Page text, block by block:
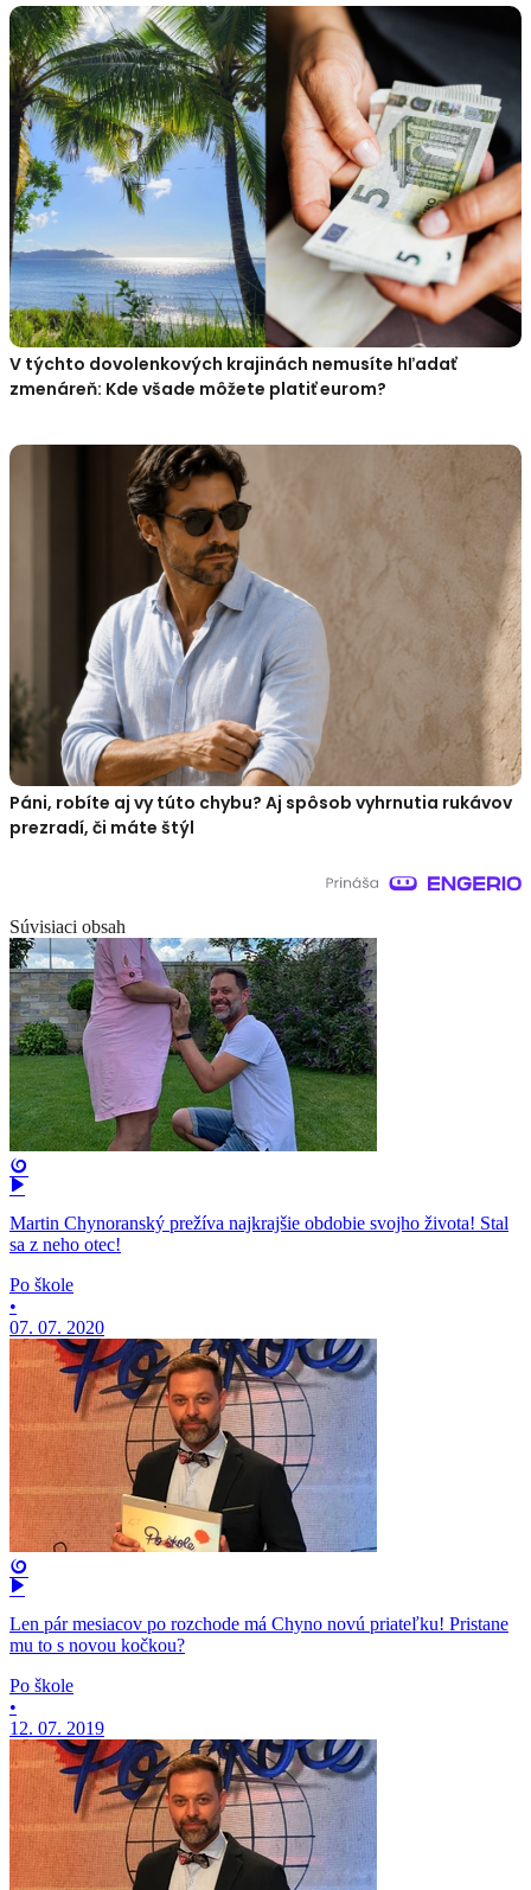
V týchto dovolenkových krajinách nemusíte hľadať
zmenáreň: Kde všade môžete platiť eurom?
Páni, robíte aj vy túto chybu? Aj spôsob vyhrnutia rukávov
prezradí, či máte štýl
Súvisiaci obsah
Martin Chynoranský prežíva najkrajšie obdobie svojho života! Stal
sa z neho otec!
Po škole
•
07. 07. 2020
Len pár mesiacov po rozchode má Chyno novú priateľku! Pristane
mu to s novou kočkou?
Po škole
•
12. 07. 2019